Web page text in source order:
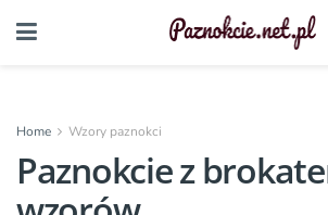
Home Wzory paznokci
Paznokcie z